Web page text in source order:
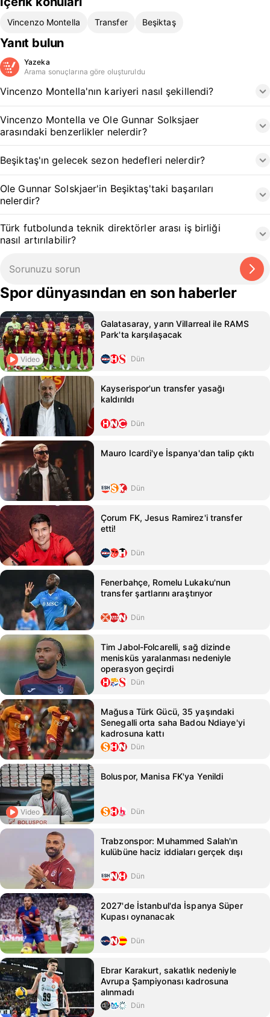
Vincenzo Montella Transfer Beşiktaş
Yanıt bulun
Yazeka
Arama sonuçlarına göre oluşturuldu
Vincenzo Montella'nın kariyeri nasıl şekillendi?
Vincenzo Montella ve Ole Gunnar Solksjaer
arasındaki benzerlikler nelerdir?
Beşiktaş'ın gelecek sezon hedefleri nelerdir?
Ole Gunnar Solskjaer'in Beşiktaş'taki başarıları
nelerdir?
Türk futbolunda teknik direktörler arası iş birliği
nasıl artırılabilir?
Spor dünyasından en son haberler
Video
Galatasaray, yarın Villarreal ile RAMS
Park'ta karşılaşacak
Dün
Kayserispor'un transfer yasağı
kaldırıldı
Dün
Mauro Icardi'ye İspanya'dan talip çıktı
Dün
Çorum FK, Jesus Ramirez'i transfer
etti!
Dün
Fenerbahçe, Romelu Lukaku'nun
transfer şartlarını araştırıyor
Dün
Tim Jabol-Folcarelli, sağ dizinde
menisküs yaralanması nedeniyle
operasyon geçirdi
Dün
Mağusa Türk Gücü, 35 yaşındaki
Senegalli orta saha Badou Ndiaye'yi
kadrosuna kattı
Dün
Video
Boluspor, Manisa FK'ya Yenildi
Dün
Trabzonspor: Muhammed Salah'ın
kulübüne haciz iddiaları gerçek dışı
Dün
2027'de İstanbul'da İspanya Süper
Kupası oynanacak
Dün
Ebrar Karakurt, sakatlık nedeniyle
Avrupa Şampiyonası kadrosuna
alınmadı
Dün